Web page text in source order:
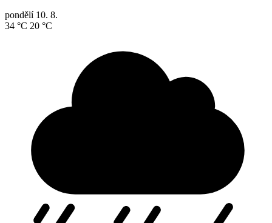
pondělí 10. 8.
34 °C 20 °C